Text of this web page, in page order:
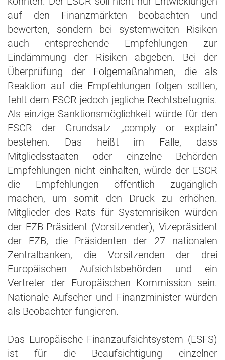
auf den Finanzmärkten beobachten und
bewerten, sondern bei systemweiten Risiken
auch entsprechende Empfehlungen zur
Eindämmung der Risiken abgeben. Bei der
Überprüfung der Folgemaßnahmen, die als
Reaktion auf die Empfehlungen folgen sollten,
fehlt dem ESCR jedoch jegliche Rechtsbefugnis.
Als einzige Sanktionsmöglichkeit würde für den
ESCR der Grundsatz „comply or explain“
bestehen. Das heißt im Falle, dass
Mitgliedsstaaten oder einzelne Behörden
Empfehlungen nicht einhalten, würde der ESCR
die Empfehlungen öffentlich zugänglich
machen, um somit den Druck zu erhöhen.
Mitglieder des Rats für Systemrisiken würden
der EZB-Präsident (Vorsitzender), Vizepräsident
der EZB, die Präsidenten der 27 nationalen
Zentralbanken, die Vorsitzenden der drei
Europäischen Aufsichtsbehörden und ein
Vertreter der Europäischen Kommission sein.
Nationale Aufseher und Finanzminister würden
als Beobachter fungieren.
Das Europäische Finanzaufsichtsystem (ESFS)
ist für die Beaufsichtigung einzelner